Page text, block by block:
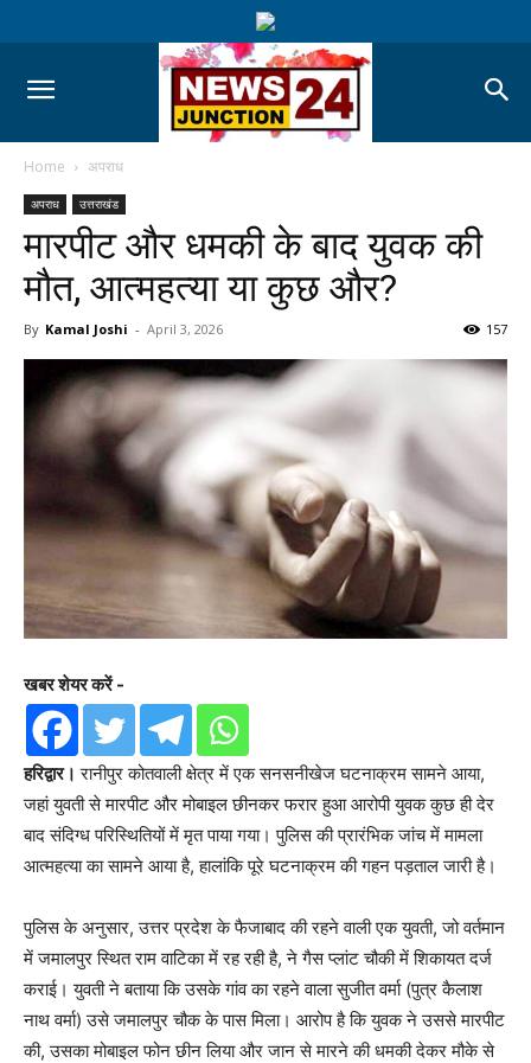
Home अपराध
अपराध उत्तराखंड
मारपीट और धमकी के बाद युवक की
मौत, आत्महत्या या कुछ और?
By Kamal Joshi - April 3, 2026 157
खबर शेयर करें -
हरिद्वार। रानीपुर कोतवाली क्षेत्र में एक सनसनीखेज घटनाक्रम सामने आया,
जहां युवती से मारपीट और मोबाइल छीनकर फरार हुआ आरोपी युवक कुछ ही देर
बाद संदिग्ध परिस्थितियों में मृत पाया गया। पुलिस की प्रारंभिक जांच में मामला
आत्महत्या का सामने आया है, हालांकि पूरे घटनाक्रम की गहन पड़ताल जारी है।
पुलिस के अनुसार, उत्तर प्रदेश के फैजाबाद की रहने वाली एक युवती, जो वर्तमान
में जमालपुर स्थित राम वाटिका में रह रही है, ने गैस प्लांट चौकी में शिकायत दर्ज
कराई। युवती ने बताया कि उसके गांव का रहने वाला सुजीत वर्मा (पुत्र कैलाश
नाथ वर्मा) उसे जमालपुर चौक के पास मिला। आरोप है कि युवक ने उससे मारपीट
की, उसका मोबाइल फोन छीन लिया और जान से मारने की धमकी देकर मौके से